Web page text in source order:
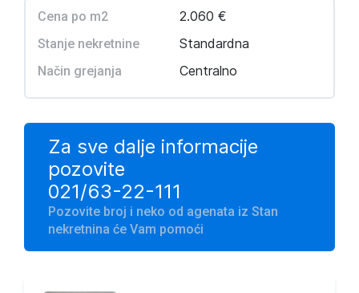
Cena po m2 2.060 €
Stanje nekretnine Standardna
Način grejanja Centralno
Za sve dalje informacije
pozovite
021/63-22-111
Pozovite broj i neko od agenata iz Stan
nekretnina će Vam pomoći